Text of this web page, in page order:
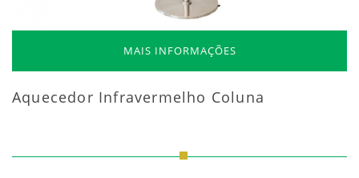
MAIS INFORMAÇÕES
Aquecedor Infravermelho Coluna